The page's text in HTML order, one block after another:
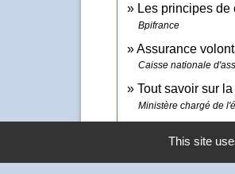
Les principes
Bpifrance
Assurance
Caisse nationale
Tout savoir sur
Ministère chargé de
Caisse nationale
This site